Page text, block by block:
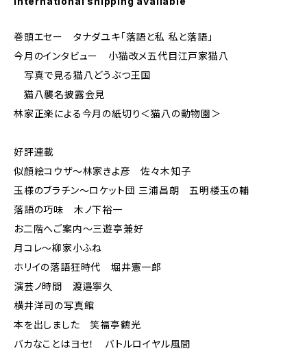
巻頭エセー タナダユキ「落語と私 私と落語」
今月のインタビュー 小猫改メ五代目江戸家猫八
写真で見る猫八どうぶつ王国
猫八襲名披露会見
林家正楽による今月の紙切り＜猫八の動物園＞
好評連載
似顔絵コウザ～林家きよ彦 佐々木知子
玉様のブラチン〜ロケット団 三浦昌朗 五明楼玉の輔
落語の巧味 木ノ下裕一
お二階へご案内～三遊亭兼好
月コレ～柳家小ふね
ホリイの落語狂時代 堀井憲一郎
演芸ノ時間 渡邉寧久
横井洋司の写真館
本を出しました 笑福亭鶴光
バカなことはヨセ！ バトルロイヤル風間